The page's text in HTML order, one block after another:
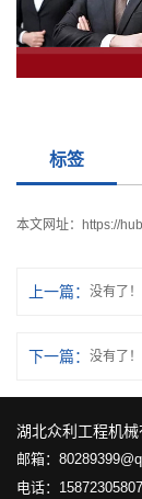
标签
本文网址： https://
上一篇： 没有了！
下一篇： 没有了！
湖北众利工程机械
邮箱：
电话：15872305807